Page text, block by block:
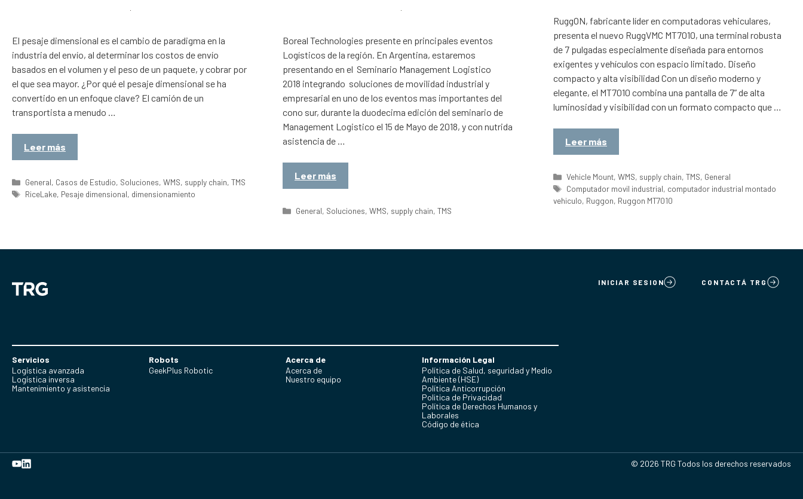
El pesaje dimensional es el cambio de paradigma en la
industria del envío, al determinar los costos de envío
basados en el volumen y el peso de un paquete, y cobrar por
el que sea mayor. ¿Por qué el pesaje dimensional se ha
convertido en un enfoque clave? El camión de un
transportista a menudo …
Leer más
Categorías
General, Casos de Estudio, Soluciones, WMS, supply chain, TMS
Etiquetas
RiceLake, Pesaje dimensional, dimensionamiento
Boreal Technologies presente en principales eventos
Logísticos de la región. En Argentina, estaremos
presentando en el Seminario Management Logistico
2018 integrando soluciones de movilidad industrial y
empresarial en uno de los eventos mas importantes del
cono sur, durante la duodecima edición del seminario de
Management Logistico el 15 de Mayo de 2018, y con nutrida
asistencia de …
Leer más
Categorías
General, Soluciones, WMS, supply chain, TMS
RuggON, fabricante líder en computadoras vehiculares,
presenta el nuevo RuggVMC MT7010, una terminal robusta
de 7 pulgadas especialmente diseñada para entornos
exigentes y vehículos con espacio limitado. Diseño
compacto y alta visibilidad Con un diseño moderno y
elegante, el MT7010 combina una pantalla de 7” de alta
luminosidad y visibilidad con un formato compacto que …
Leer más
Categorías
Vehicle Mount, WMS, supply chain, TMS, General
Etiquetas
Computador movil industrial, computador industrial montado
vehiculo, Ruggon, Ruggon MT7010
INICIAR SESION CONTACTÁ TRG
Servicios
Logística avanzada
Logística inversa
Mantenimiento y asistencia
Robots
GeekPlus Robotic
Acerca de
Acerca de
Nuestro equipo
Información Legal
Política de Salud, seguridad y Medio
Ambiente (HSE)
Política Anticorrupción
Politica de Privacidad
Política de Derechos Humanos y
Laborales
Código de ética
© 2026 TRG Todos los derechos reservados